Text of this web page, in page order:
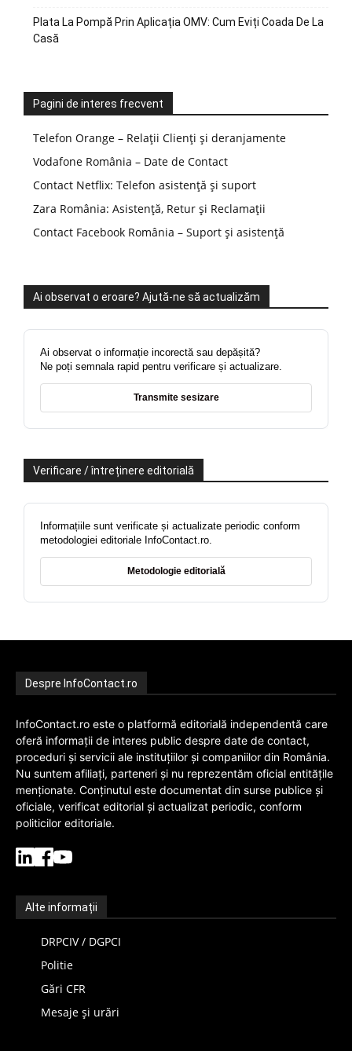
Plata La Pompă Prin Aplicația OMV: Cum Eviți Coada De La
Casă
Pagini de interes frecvent
Telefon Orange – Relații Clienți și deranjamente
Vodafone România – Date de Contact
Contact Netflix: Telefon asistență și suport
Zara România: Asistență, Retur și Reclamații
Contact Facebook România – Suport și asistență
Ai observat o eroare? Ajută-ne să actualizăm
Ai observat o informație incorectă sau depășită?
Ne poți semnala rapid pentru verificare și actualizare.
Transmite sesizare
Verificare / întreținere editorială
Informațiile sunt verificate și actualizate periodic conform
metodologiei editoriale InfoContact.ro.
Metodologie editorială
Despre InfoContact.ro
InfoContact.ro este o platformă editorială independentă care
oferă informații de interes public despre date de contact,
proceduri și servicii ale instituțiilor și companiilor din România.
Nu suntem afiliați, parteneri și nu reprezentăm oficial entitățile
menționate. Conținutul este documentat din surse publice și
oficiale, verificat editorial și actualizat periodic, conform
politicilor editoriale.
Alte informații
DRPCIV / DGPCI
Politie
Gări CFR
Mesaje și urări